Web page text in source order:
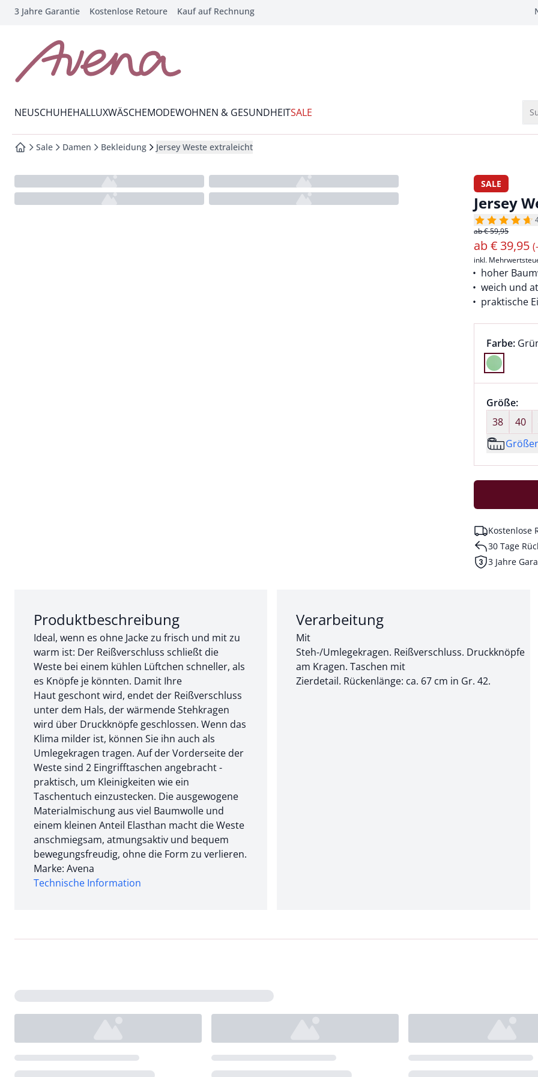
springen
springen
springen
springen
3 Jahre Garantie Kostenlose Retoure Kauf auf Rechnung
zur Startseite
Wechsel in das Menü mit Pfeil-Runter Taste
NEUSCHUHEHALLUXWÄSCHEMODEWOHNEN & GESUNDHEITSALE
zur Startseite
Sale Damen Bekleidung Jersey Weste extraleicht
SALE
Jersey
ab € 59,95
ab€ 39,95
inkl.
hoher
weich und
praktische
Farbe:
Farbe Grün
Größe:
38
40
Kostenlose
30 Tage
3 Jahre
Abschnitt 1 von 3:
Produktbeschreibung
Ideal, wenn es ohne Jacke zu frisch und mit zu
warm ist: Der Reißverschluss schließt die
Weste bei einem kühlen Lüftchen schneller, als
es Knöpfe je könnten. Damit Ihre
Haut geschont wird, endet der Reißverschluss
unter dem Hals, der wärmende Stehkragen
wird über Druckknöpfe geschlossen. Wenn das
Klima milder ist, können Sie ihn auch als
Umlegekragen tragen. Auf der Vorderseite der
Weste sind 2 Eingrifftaschen angebracht -
praktisch, um Kleinigkeiten wie ein
Taschentuch einzustecken. Die ausgewogene
Materialmischung aus viel Baumwolle und
einem kleinen Anteil Elasthan macht die Weste
anschmiegsam, atmungsaktiv und bequem
bewegungsfreudig, ohne die Form zu verlieren.
Marke: Avena
Technische Information
Abschnitt 2 von 3:
Verarbeitung
Mit
Steh-/Umlegekragen. Reißverschluss. Druckknöpfe
am Kragen. Taschen mit
Zierdetail. Rückenlänge: ca. 67 cm in Gr. 42.